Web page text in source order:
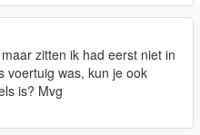
zitten ik had eerst niet in
voertuig was, kun je ook
is? Mvg